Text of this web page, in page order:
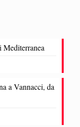
Mediterranea
a Vannacci, da